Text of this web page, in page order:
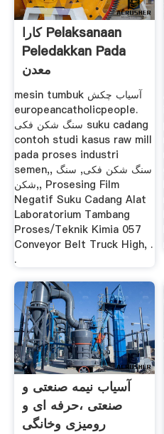
کارا Pelaksanaan
Peledakkan Pada
معدن
mesin tumbuk آسیاب چکش
europeancatholicpeople.
سنگ شکن فکی suku cadang
contoh studi kasus raw mill
pada proses industri
semen,, سنگ شکن فکی, سنگ
شکن,, Prosesing Film
Negatif Suku Cadang Alat
Laboratorium Tambang
Proses/Teknik Kimia 057
Conveyor Belt Truck High, .
.
آسیاب نیمه صنعتی و
صنعتی ،حرفه ای و
رومیزی وخانگی